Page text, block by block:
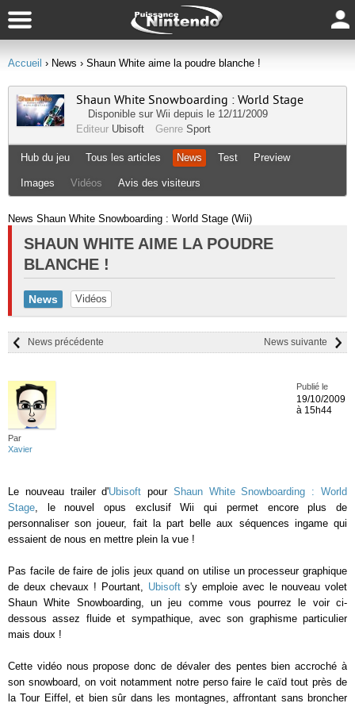
Accueil › News › Shaun White aime la poudre blanche !
Shaun White Snowboarding : World Stage
Disponible sur Wii depuis le 12/11/2009
Editeur Ubisoft Genre Sport
Hub du jeu Tous les articles News Test Preview
Images Vidéos Avis des visiteurs
News Shaun White Snowboarding : World Stage (Wii)
SHAUN WHITE AIME LA POUDRE
BLANCHE !
News Vidéos
News suivante
News précédente
Par
Xavier
Publié le
19/10/2009
à 15h44
Le nouveau trailer d'Ubisoft pour Shaun White Snowboarding : World
Stage, le nouvel opus exclusif Wii qui permet encore plus de
personnaliser son joueur, fait la part belle aux séquences ingame qui
essaient de nous en mettre plein la vue !
Pas facile de faire de jolis jeux quand on utilise un processeur graphique
de deux chevaux ! Pourtant, Ubisofts'y emploie avec le nouveau volet
Shaun White Snowboarding, un jeu comme vous pourrez le voir ci-
dessous assez fluide et sympathique, avec son graphisme particulier
mais doux !
Cette vidéo nous propose donc de dévaler des pentes bien accroché à
son snowboard, on voit notamment notre perso faire le caïd tout près de
la Tour Eiffel, et bien sûr dans les montagnes, affrontant sans broncher